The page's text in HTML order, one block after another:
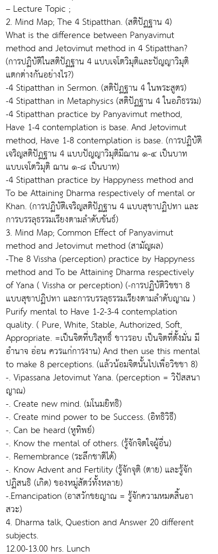
– Lecture Topic ;
2. Mind Map; The 4 Stipatthan. (สติปัฏฐาน 4)
What is the difference between Panyavimut
method and Jetovimut method in 4 Stipatthan?
(การปฏิบัติในสติปัฏฐาน 4 แบบเจโตวิมุติและปัญญาวิมุติ
แตกต่างกันอย่างไร?)
-4 Stipatthan in Sermon. (สติปัฏฐาน 4 ในพระสูตร)
-4 Stipatthan in Metaphysics (สติปัฏฐาน 4 ในอภิธรรม)
-4 Stipatthan practice by Panyavimut method,
Have 1-4 contemplation is base. And Jetovimut
method, Have 1-8 contemplation is base. (การปฏิบัติ
เจริญสติปัฏฐาน 4 แบบปัญญาวิมุติมีฌาน ๑-๔ เป็นบาท
แบบเจโตวิมุติ ฌาน ๑-๘ เป็นบาท)
-4 Stipatthan practice by Happyness method and
To be Attaining Dharma respectively of mental or
Khan. (การปฏิบัติเจริญสติปัฏฐาน 4 แบบสุขาปฏิปทา และ
การบรรลุธรรมเรียงตามลำดับขันธ์)
3. Mind Map; Common Effect of Panyavimut
method and Jetovimut method (สามัญผล)
-The 8 Vissha (perception) practice by Happyness
method and To be Attaining Dharma respectively
of Yana ( Vissha or perception) (-การปฏิบัติวิชชา 8
แบบสุขาปฏิปทา และการบรรลุธรรมเรียงตามลำดับญาณ )
Purify mental to Have 1-2-3-4 contemplation
quality. ( Pure, White, Stable, Authorized, Soft,
Appropriate. =เป็นจิตที่บริสุทธิ์ ขาวรอบ เป็นจิตที่ตั้งมั่น มี
อำนาจ อ่อน ควรแก่การงาน) And then use this mental
to make 8 perceptions. (แล้วน้อมจิตนั้นไปเพื่อวิชชา 8)
-. Vipassana Jetovimut Yana. (perception = วิปัสสนา
ญาณ)
-. Create new mind. (มโนมยิทธิ)
-. Create mind power to be Success. (อิทธิวิธี)
-. Can be heard (หูทิพย์)
-. Know the mental of others. (รู้จักจิตใจผู้อื่น)
-. Remembrance (ระลึกชาติได้)
-. Know Advent and Fertility (รู้จักจุติ (ตาย) และรู้จัก
ปฏิสนธิ (เกิด) ของหมู่สัตว์ทั้งหลาย)
-.Emancipation (อาสวักขยญาณ = รู้จักความหมดสิ้นอา
สวะ)
4. Dharma talk, Question and Answer 20 different
subjects.
12.00-13.00 hrs. Lunch